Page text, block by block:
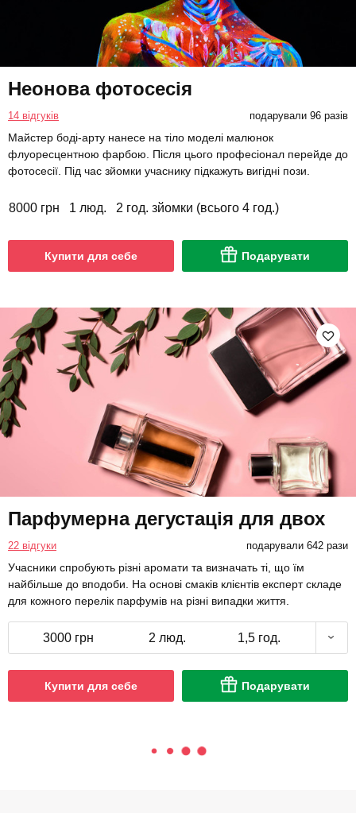
Неонова фотосесія
14 відгуків подарували 96 разів
Майстер боді-арту нанесе на тіло моделі малюнок
флуоресцентною фарбою. Після цього професіонал перейде до
фотосесії. Під час зйомки учаснику підкажуть вигідні пози.
8000 грн 1 люд. 2 год. зйомки (всього 4 год.)
Купити для себе Подарувати
Парфумерна дегустація для двох
22 відгуки подарували 642 рази
Учасники спробують різні аромати та визначать ті, що їм
найбільше до вподоби. На основі смаків клієнтів експерт складе
для кожного перелік парфумів на різні випадки життя.
3000 грн 2 люд. 1,5 год.
Купити для себе Подарувати